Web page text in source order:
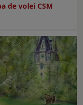
de volei CSM